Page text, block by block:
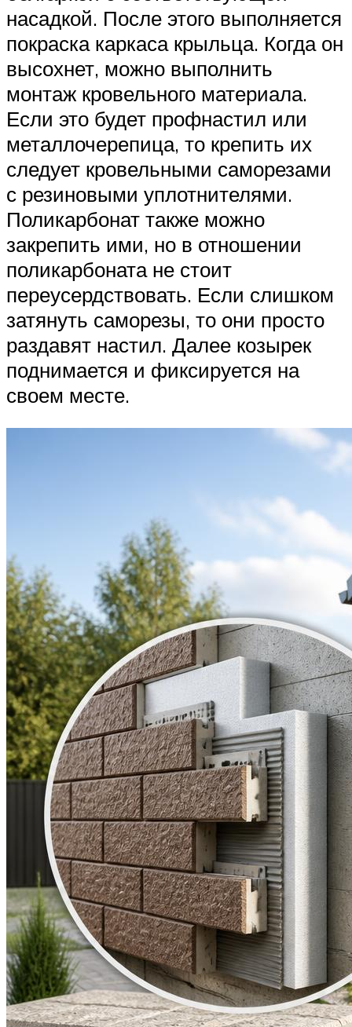
насадкой. После этого выполняется
покраска каркаса крыльца. Когда он
высохнет, можно выполнить
монтаж кровельного материала.
Если это будет профнастил или
металлочерепица, то крепить их
следует кровельными саморезами
с резиновыми уплотнителями.
Поликарбонат также можно
закрепить ими, но в отношении
поликарбоната не стоит
переусердствовать. Если слишком
затянуть саморезы, то они просто
раздавят настил. Далее козырек
поднимается и фиксируется на
своем месте.